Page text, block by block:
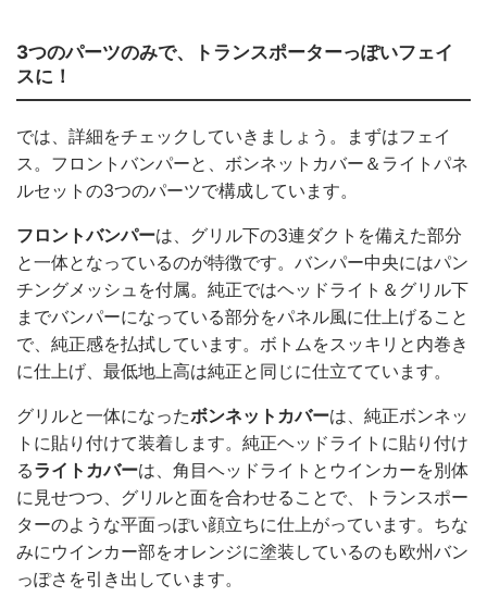
3つのパーツのみで、トランスポーターっぽいフェイ
スに！
では、詳細をチェックしていきましょう。まずはフェイ
ス。フロントバンパーと、ボンネットカバー＆ライトパネ
ルセットの3つのパーツで構成しています。
フロントバンパーは、グリル下の3連ダクトを備えた部分
と一体となっているのが特徴です。バンパー中央にはパン
チングメッシュを付属。純正ではヘッドライト＆グリル下
までバンパーになっている部分をパネル風に仕上げること
で、純正感を払拭しています。ボトムをスッキリと内巻き
に仕上げ、最低地上高は純正と同じに仕立てています。
グリルと一体になったボンネットカバーは、純正ボンネッ
トに貼り付けて装着します。純正ヘッドライトに貼り付け
るライトカバーは、角目ヘッドライトとウインカーを別体
に見せつつ、グリルと面を合わせることで、トランスポー
ターのような平面っぽい顔立ちに仕上がっています。ちな
みにウインカー部をオレンジに塗装しているのも欧州バン
っぽさを引き出しています。